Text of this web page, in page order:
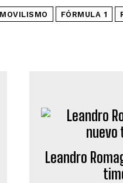
FÓRMULA 1
Leandro